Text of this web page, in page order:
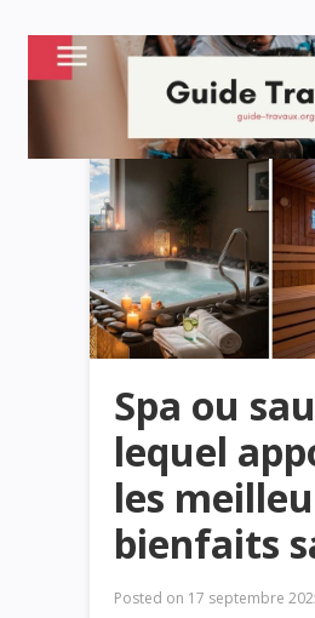
Spa ou
lequel
les
bienfaits
Posted on 17 septembre